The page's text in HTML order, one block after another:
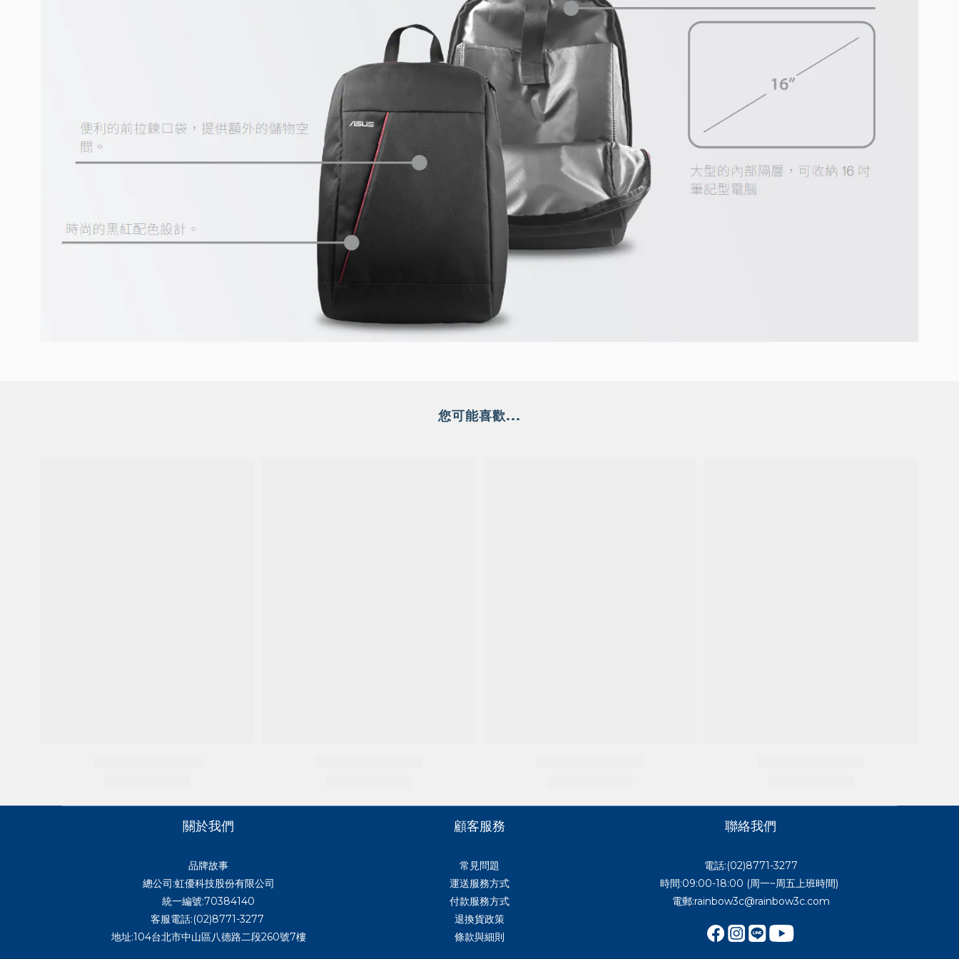
您可能喜歡...
關於我們
品牌故事
總公司:虹優科技股份有限公司
統一編號:70384140
客服電話:(02)8771-3277
地址:104台北市中山區八德路二段260號7樓
顧客服務
常見問題
運送服務方式
付款服務方式
退換貨政策
條款與細則
聯絡我們
電話:(02)8771-3277
時間:09:00-18:00 (周一~周五上班時間)
電郵:rainbow3c@rainbow3c.com